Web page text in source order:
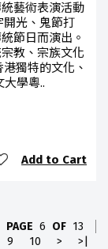
藝術表演活動
開光、鬼節打
節日而演出。
教、宗族文化
獨特的文化、
學粵..
Add to Cart
PAGE 6 OF 13
9 10 > >|